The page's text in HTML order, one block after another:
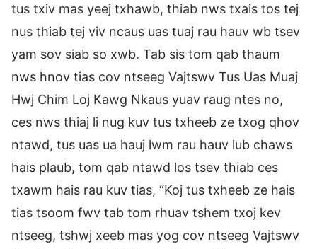
tus txiv mas yeej txhawb, thiab nws txais tos tej
nus thiab tej viv ncaus uas tuaj rau hauv wb tsev
yam sov siab so xwb. Tab sis tom qab thaum
nws hnov tias cov ntseeg Vajtswv Tus Uas Muaj
Hwj Chim Loj Kawg Nkaus yuav raug ntes no,
ces nws thiaj li nug kuv tus txheeb ze txog qhov
ntawd, tus uas ua hauj lwm rau hauv lub chaws
hais plaub, tom qab ntawd los tsev thiab ces
txawm hais rau kuv tias, “Koj tus txheeb ze hais
tias tsoom fwv tab tom rhuav tshem txoj kev
ntseeg, tshwj xeeb mas yog cov ntseeg Vajtswv